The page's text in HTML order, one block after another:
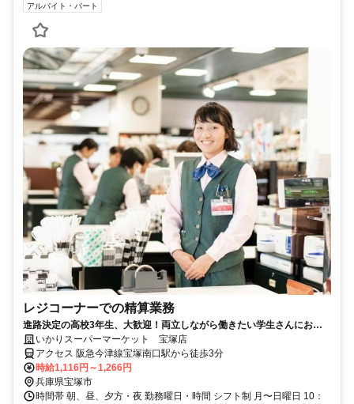
アルバイト・パート
レジコーナーでの精算業務
進路決定の高校3年生、大歓迎！両立しながら働きたい学生さんにおす
すめ！
いかりスーパーマーケット 宝塚店
アクセス 阪急今津線宝塚南口駅から徒歩3分
時給1,116円～1,266円
兵庫県宝塚市
時間帯 朝、昼、夕方・夜 勤務曜日・時間 シフト制 月〜日曜日 10：